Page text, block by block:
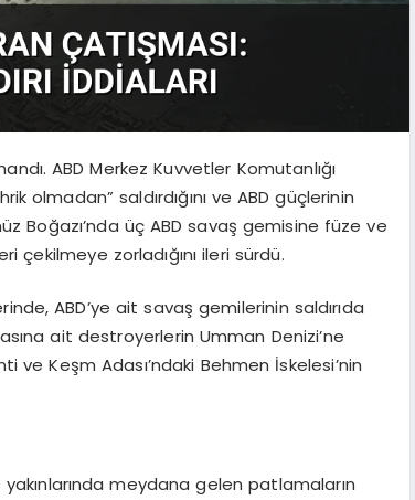
ABD Merkez Kuvvetler Komutanlığı
olmadan” saldırdığını ve ABD güçlerinin
Boğazı’nda üç ABD savaş gemisine füze ve
çekilmeye zorladığını ileri sürdü.
ABD’ye ait savaş gemilerinin saldırıda
ait destroyerlerin Umman Denizi’ne
Keşm Adası’ndaki Behmen İskelesi’nin
meydana gelen patlamaların